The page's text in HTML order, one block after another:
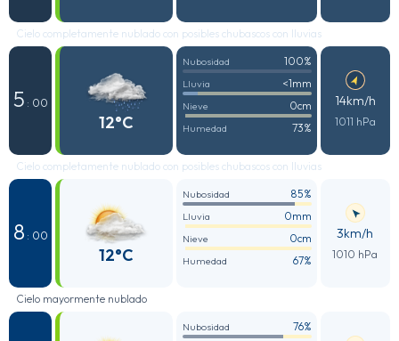
Cielo completamente nublado con posibles chubascos con lluvias
5 : 00
12°C
Nubosidad 100%
Lluvia <1mm
Nieve 0cm
Humedad 73%
14km/h
1011 hPa
Cielo completamente nublado con posibles chubascos con lluvias
8 : 00
12°C
Nubosidad 85%
Lluvia 0mm
Nieve 0cm
Humedad 67%
3km/h
1010 hPa
Cielo mayormente nublado
Nubosidad 76%